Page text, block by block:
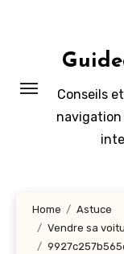
Conseils
navigation
Home
Astuce
Vendre sa